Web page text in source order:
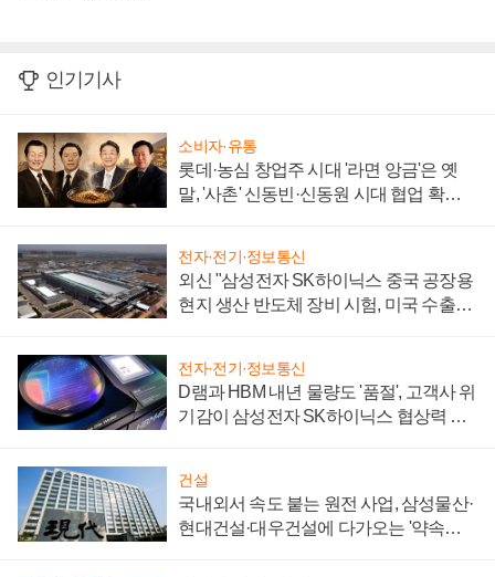
인기기사
소비자·유통
롯데·농심 창업주 시대 '라면 앙금'은 옛
말, '사촌' 신동빈·신동원 시대 협업 확대
전자·전기·정보통신
외신 "삼성전자 SK하이닉스 중국 공장용
현지 생산 반도체 장비 시험, 미국 수출통
전자·전기·정보통신
D램과 HBM 내년 물량도 '품절', 고객사 위
기감이 삼성전자 SK하이닉스 협상력 더
건설
국내외서 속도 붙는 원전 사업, 삼성물산·
현대건설·대우건설에 다가오는 '약속의